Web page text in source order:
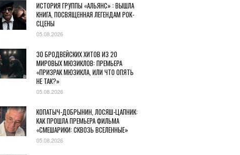
ИСТОРИЯ ГРУППЫ «АЛЬЯНС» : ВЫШЛА
КНИГА, ПОСВЯЩЕННАЯ ЛЕГЕНДАМ РОК-
СЦЕНЫ
05.08.2026
30 БРОДВЕЙСКИХ ХИТОВ ИЗ 20
МИРОВЫХ МЮЗИКЛОВ: ПРЕМЬЕРА
«ПРИЗРАК МЮЗИКЛА, ИЛИ ЧТО ОПЯТЬ
НЕ ТАК?»
05.08.2026
КОПАТЫЧ-ДОБРЫНИН, ЛОСЯШ-ЦАПНИК:
КАК ПРОШЛА ПРЕМЬЕРА ФИЛЬМА
«СМЕШАРИКИ: СКВОЗЬ ВСЕЛЕННЫЕ»
05.08.2026